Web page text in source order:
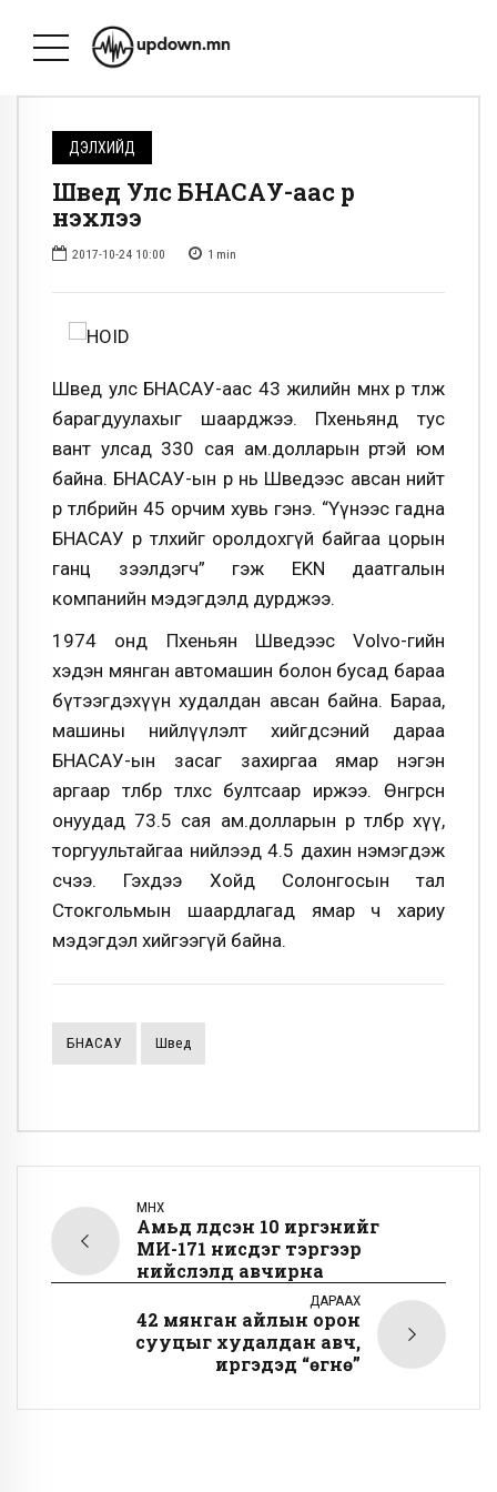
ДЭЛХИЙД
Швед Улс БНАСАУ-аас өрөө
нэхлээ
2017-10-24 10:00 1 min
Швед улс БНАСАУ-аас 43 жилийн өмнөх өрөө төлж
барагдуулахыг шаарджээ. Пхеньянд тус
вант улсад 330 сая ам.долларын өртэй юм
байна. БНАСАУ-ын өр нь Шведээс авсан нийт
өр төлбөрийн 45 орчим хувь гэнэ. “Үүнээс гадна
БНАСАУ өрөө төлөхийг оролдохгүй байгаа цорын
ганц зээлдэгч” гэж EKN даатгалын
компанийн мэдэгдэлд дурджээ.
1974 онд Пхеньян Шведээс Volvo-гийн
хэдэн мянган автомашин болон бусад бараа
бүтээгдэхүүн худалдан авсан байна. Бараа,
машины нийлүүлэлт хийгдсэний дараа
БНАСАУ-ын засаг захиргаа ямар нэгэн
аргаар төлбөр төлөхөөс бултсаар иржээ. Өнгөрсөн
онуудад 73.5 сая ам.долларын өр төлбөр хүү,
торгуультайгаа нийлээд 4.5 дахин нэмэгдэж
өсчээ. Гэхдээ Хойд Солонгосын тал
Стокгольмын шаардлагад ямар ч хариу
мэдэгдэл хийгээгүй байна.
БНАСАУ Швед
ӨМНӨХ
Амьд үлдсэн 10 иргэнийг
МИ-171 нисдэг тэргээр
нийслэлд авчирна
ДАРААХ
42 мянган айлын орон
сууцыг худалдан авч,
иргэдэд “өгнө”